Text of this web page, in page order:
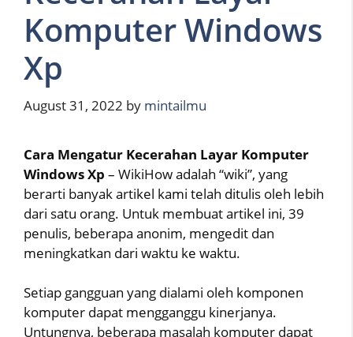
Komputer Windows
Xp
August 31, 2022 by mintailmu
Cara Mengatur Kecerahan Layar Komputer
Windows Xp – WikiHow adalah “wiki”, yang
berarti banyak artikel kami telah ditulis oleh lebih
dari satu orang. Untuk membuat artikel ini, 39
penulis, beberapa anonim, mengedit dan
meningkatkan dari waktu ke waktu.
Setiap gangguan yang dialami oleh komponen
komputer dapat mengganggu kinerjanya.
Untungnya, beberapa masalah komputer dapat